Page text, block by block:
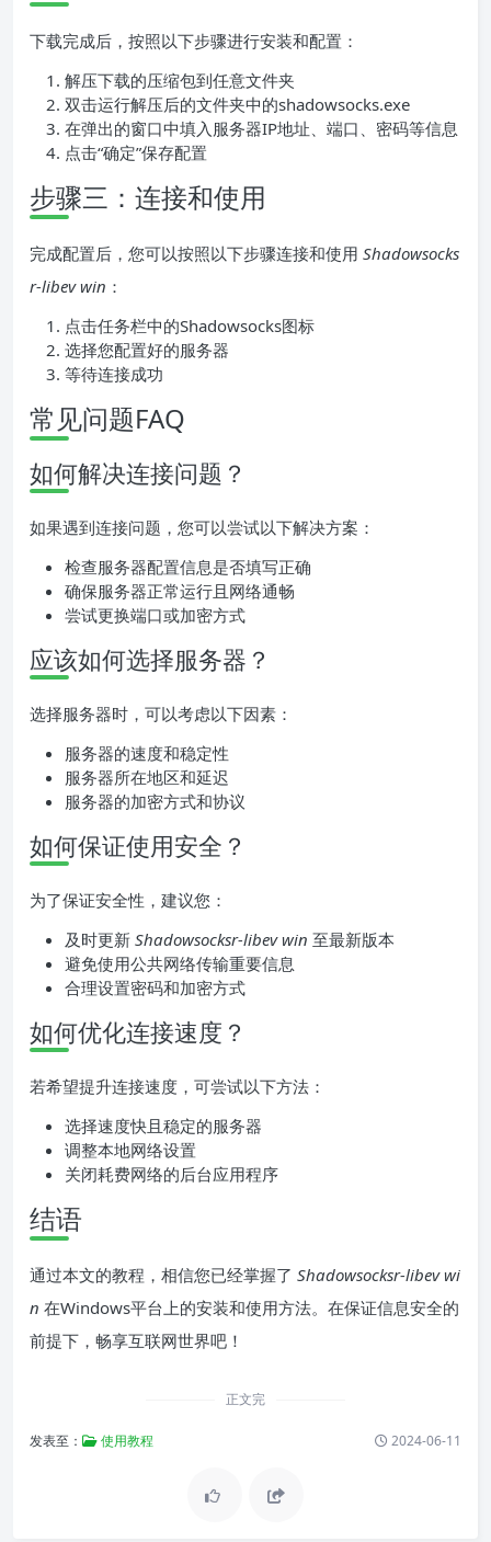
下载完成后，按照以下步骤进行安装和配置：
解压下载的压缩包到任意文件夹
双击运行解压后的文件夹中的shadowsocks.exe
在弹出的窗口中填入服务器IP地址、端口、密码等信息
点击“确定”保存配置
步骤三：连接和使用
完成配置后，您可以按照以下步骤连接和使用 Shadowsocks
r-libev win ：
点击任务栏中的Shadowsocks图标
选择您配置好的服务器
等待连接成功
常见问题FAQ
如何解决连接问题？
如果遇到连接问题，您可以尝试以下解决方案：
检查服务器配置信息是否填写正确
确保服务器正常运行且网络通畅
尝试更换端口或加密方式
应该如何选择服务器？
选择服务器时，可以考虑以下因素：
服务器的速度和稳定性
服务器所在地区和延迟
服务器的加密方式和协议
如何保证使用安全？
为了保证安全性，建议您：
及时更新 Shadowsocksr-libev win 至最新版本
避免使用公共网络传输重要信息
合理设置密码和加密方式
如何优化连接速度？
若希望提升连接速度，可尝试以下方法：
选择速度快且稳定的服务器
调整本地网络设置
关闭耗费网络的后台应用程序
结语
通过本文的教程，相信您已经掌握了 Shadowsocksr-libev wi
n 在Windows平台上的安装和使用方法。在保证信息安全的
前提下，畅享互联网世界吧！
正文完
发表至： 使用教程 2024-06-11